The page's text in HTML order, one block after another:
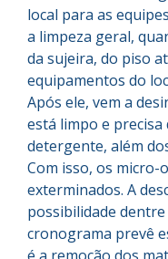
local para as
a limpeza geral,
da sujeira, do piso
equipamentos do
Após ele, vem a
está limpo e precisa
detergente, além
Com isso, os
exterminados. A
possibilidade
cronograma prevê